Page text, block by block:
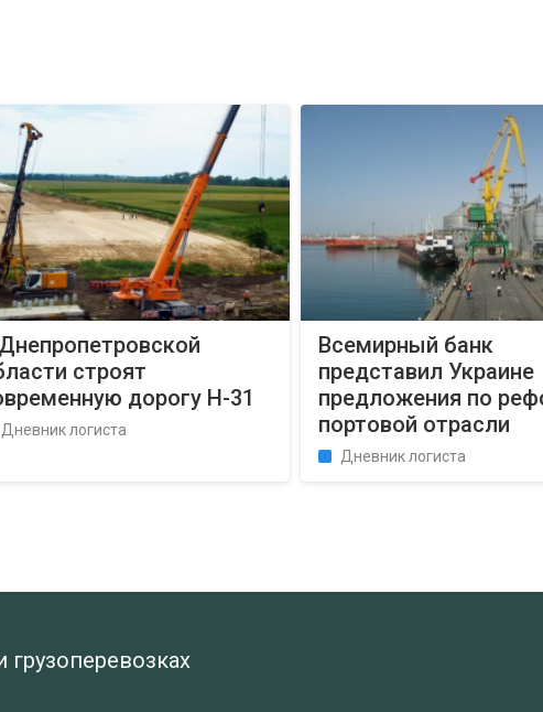
строят
дорогу Н-31
Дневник логиста
Всемирный банк
представил Украине
предложения по
портовой отрасли
Дневник логиста
грузоперевозках